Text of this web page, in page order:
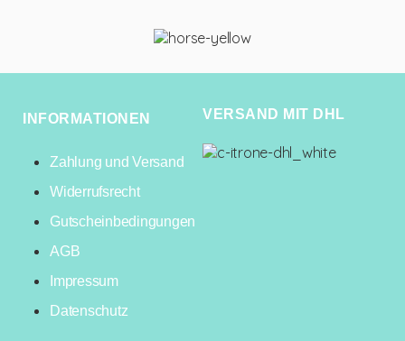
INFORMATIONEN
Zahlung und Versand
Widerrufsrecht
Gutscheinbedingungen
AGB
Impressum
Datenschutz
VERSAND MIT DHL